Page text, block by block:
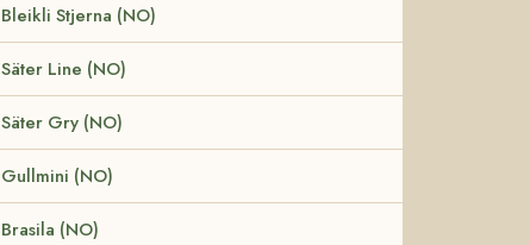
Bleikli Stjerna (NO)
Säter Line (NO)
Säter Gry (NO)
Gullmini (NO)
Brasila (NO)